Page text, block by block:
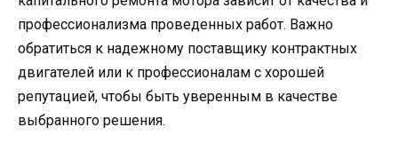
профессионализма проведенных работ. Важно
обратиться к надежному поставщику контрактных
двигателей или к профессионалам с хорошей
репутацией, чтобы быть уверенным в качестве
выбранного решения.